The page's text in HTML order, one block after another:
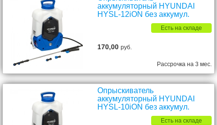
аккумуляторный HYUNDAI
HYSL-12iON без аккумул.
Есть на складе
170,00руб.
Рассрочка на 3 мес.
Опрыскиватель
аккумуляторный HYUNDAI
HYSL-10iON без аккумул.
Есть на складе